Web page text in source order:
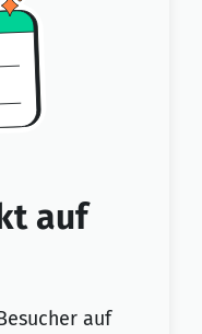
auf
auf